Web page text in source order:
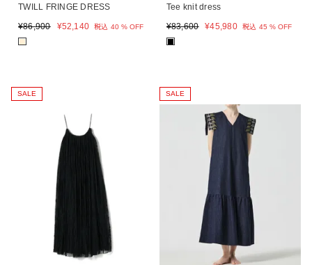
TWILL FRINGE DRESS
¥86,900 ¥52,140 税込 40 % OFF
■
Tee knit dress
¥83,600 ¥45,980 税込 45 % OFF
■
SALE SALE